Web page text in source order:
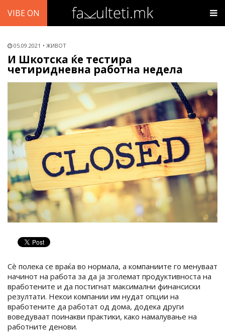
VIBE ON
05.09.2021 ЖИВОТ
И Шкотска ќе тестира
четиридневна работна недела
Сè полека се враќа во нормала, а компаниите го менуваат
начинот на работа за да ја зголемат продуктивноста на
вработените и да постигнат максимални финансиски
резултати. Некои компании им нудат опции на
вработените да работат од дома, додека други
воведуваат поинакви практики, како намалување на
работните денови.